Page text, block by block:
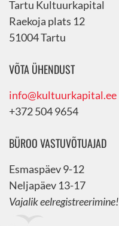
Tartu Kultuurkapital
Raekoja plats 12
51004 Tartu
VÕTA ÜHENDUST
info@kultuurkapital.ee
+372 504 9654
BÜROO VASTUVÕTUAJAD
Esmaspäev 9-12
Neljapäev 13-17
Vajalik eelregistreerimine!